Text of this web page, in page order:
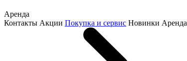
Аренда
Контакты Акции Покупка и сервис Новинки Аренда